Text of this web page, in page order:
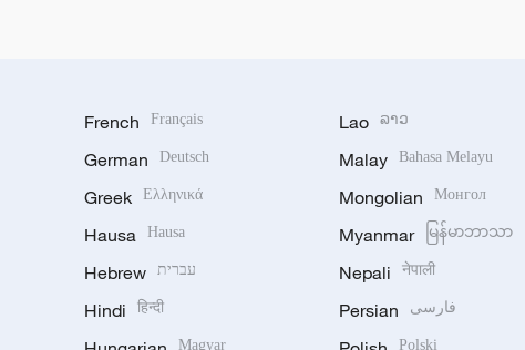
French Français
German Deutsch
Greek Ελληνικά
Hausa Hausa
Hebrew עברית
Hindi हिन्दी
Magyar
Lao ລາວ
Malay Bahasa Melayu
Mongolian Монгол
Myanmar မြန်မာဘာသာ
Nepali नेपाली
Persian فارسی
Polski